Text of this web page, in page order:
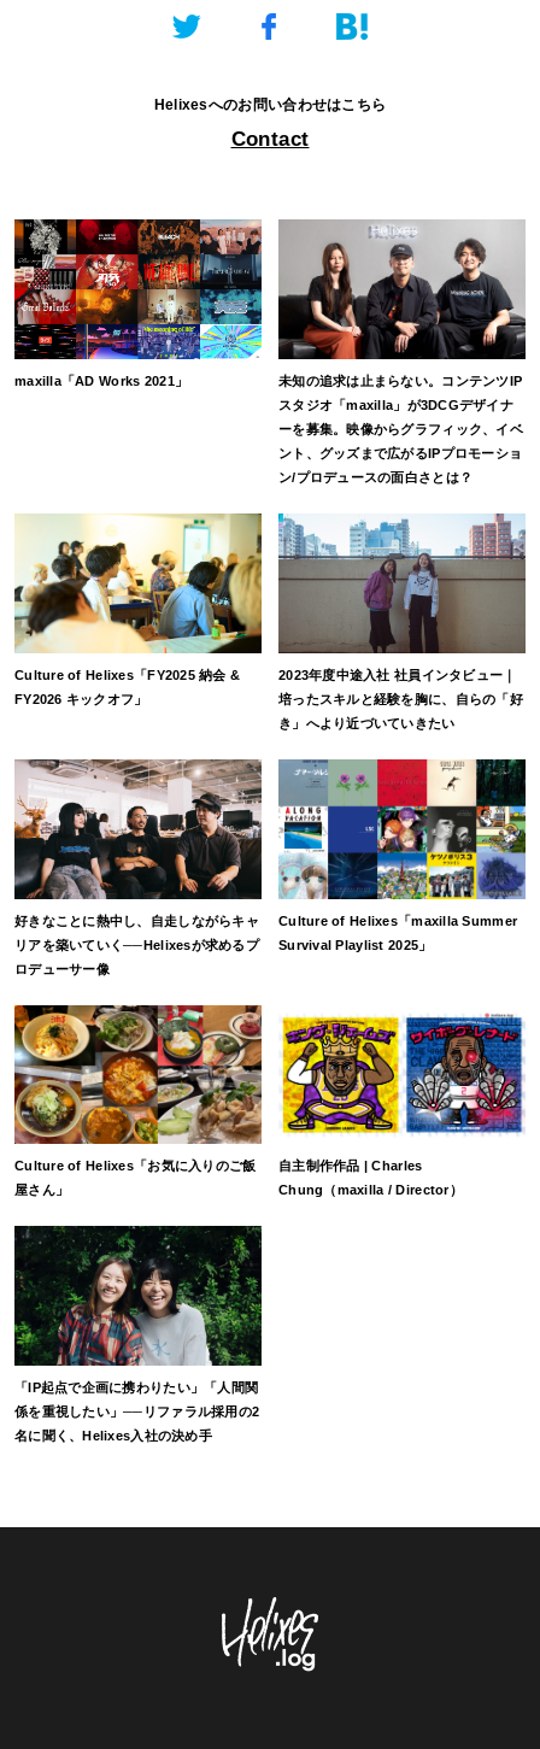
Helixesへのお問い合わせはこちら
Contact
maxilla「AD Works 2021」
未知の追求は止まらない。コンテンツIP
スタジオ「maxilla」が3DCGデザイナ
ーを募集。映像からグラフィック、イベ
ント、グッズまで広がるIPプロモーショ
ン/プロデュースの面白さとは？
Culture of Helixes「FY2025 納会 &
FY2026 キックオフ」
2023年度中途入社 社員インタビュー｜
培ったスキルと経験を胸に、自らの「好
き」へより近づいていきたい
好きなことに熱中し、自走しながらキャ
リアを築いていく──Helixesが求めるプ
ロデューサー像
Culture of Helixes「maxilla Summer
Survival Playlist 2025」
Culture of Helixes「お気に入りのご飯
屋さん」
自主制作作品 | Charles
Chung（maxilla / Director）
「IP起点で企画に携わりたい」「人間関
係を重視したい」──リファラル採用の2
名に聞く、Helixes入社の決め手